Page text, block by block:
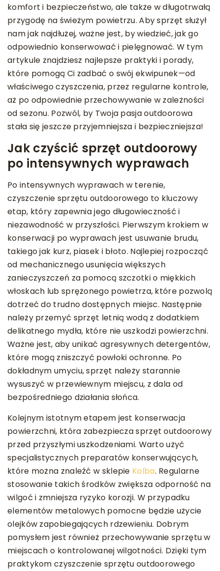
komfort i bezpieczeństwo, ale także w długotrwałą
przygodę na świeżym powietrzu. Aby sprzęt służył
nam jak najdłużej, ważne jest, by wiedzieć, jak go
odpowiednio konserwować i pielęgnować. W tym
artykule znajdziesz najlepsze praktyki i porady,
które pomogą Ci zadbać o swój ekwipunek—od
właściwego czyszczenia, przez regularne kontrole,
aż po odpowiednie przechowywanie w zależności
od sezonu. Pozwól, by Twoja pasja outdoorowa
stała się jeszcze przyjemniejsza i bezpieczniejsza!
Jak czyścić sprzęt outdoorowy
po intensywnych wyprawach
Po intensywnych wyprawach w terenie,
czyszczenie sprzętu outdoorowego to kluczowy
etap, który zapewnia jego długowieczność i
niezawodność w przyszłości. Pierwszym krokiem w
konserwacji po wyprawach jest usuwanie brudu,
takiego jak kurz, piasek i błoto. Najlepiej rozpocząć
od mechanicznego usunięcia większych
zanieczyszczeń za pomocą szczotki o miękkich
włoskach lub sprężonego powietrza, które pozwolą
dotrzeć do trudno dostępnych miejsc. Następnie
należy przemyć sprzęt letnią wodą z dodatkiem
delikatnego mydła, które nie uszkodzi powierzchni.
Ważne jest, aby unikać agresywnych detergentów,
które mogą zniszczyć powłoki ochronne. Po
dokładnym umyciu, sprzęt należy starannie
wysuszyć w przewiewnym miejscu, z dala od
bezpośredniego działania słońca.
Kolejnym istotnym etapem jest konserwacja
powierzchni, która zabezpiecza sprzęt outdoorowy
przed przyszłymi uszkodzeniami. Warto użyć
specjalistycznych preparatów konserwujących,
które można znaleźć w sklepie Kolba. Regularne
stosowanie takich środków zwiększa odporność na
wilgoć i zmniejsza ryzyko korozji. W przypadku
elementów metalowych pomocne będzie użycie
olejków zapobiegających rdzewieniu. Dobrym
pomysłem jest również przechowywanie sprzętu w
miejscach o kontrolowanej wilgotności. Dzięki tym
praktykom czyszczenie sprzętu outdoorowego